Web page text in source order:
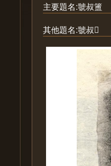
主要題名:虢叔簠
其他題名:虢叔𠤳